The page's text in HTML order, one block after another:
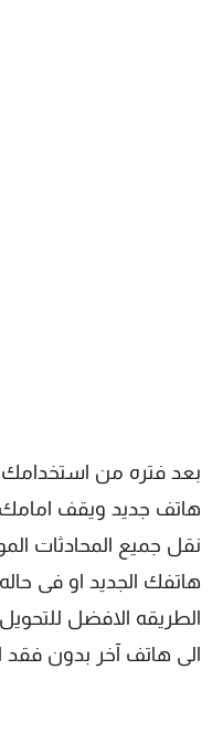
بعد فتره من
هاتف جديد ويقف امامك
نقل جميع المحادثات
هاتفك الجديد او فى
الطريقه الافضل
الى هاتف آخر بدون فقد